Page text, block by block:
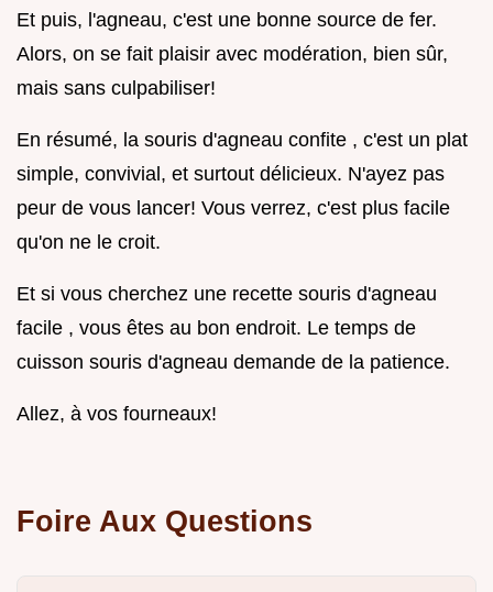
Et puis, l'agneau, c'est une bonne source de fer.
Alors, on se fait plaisir avec modération, bien sûr,
mais sans culpabiliser!
En résumé, la souris d'agneau confite , c'est un plat
simple, convivial, et surtout délicieux. N'ayez pas
peur de vous lancer! Vous verrez, c'est plus facile
qu'on ne le croit.
Et si vous cherchez une recette souris d'agneau
facile , vous êtes au bon endroit. Le temps de
cuisson souris d'agneau demande de la patience.
Allez, à vos fourneaux!
Foire Aux Questions